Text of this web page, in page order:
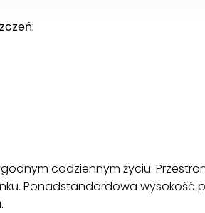
codziennym życiu.
Ponadstandardowa wysokość